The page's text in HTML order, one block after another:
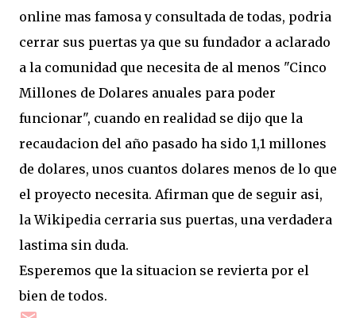
online mas famosa y consultada de todas, podria
cerrar sus puertas ya que su fundador a aclarado
a la comunidad que necesita de al menos "Cinco
Millones de Dolares anuales para poder
funcionar", cuando en realidad se dijo que la
recaudacion del año pasado ha sido 1,1 millones
de dolares, unos cuantos dolares menos de lo que
el proyecto necesita. Afirman que de seguir asi,
la Wikipedia cerraria sus puertas, una verdadera
lastima sin duda.
Esperemos que la situacion se revierta por el
bien de todos.